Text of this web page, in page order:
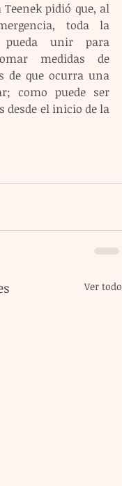
pidió que, al
toda la
pueda unir para
medidas de
de que ocurra una
como puede ser
desde el inicio de la
Ver todo